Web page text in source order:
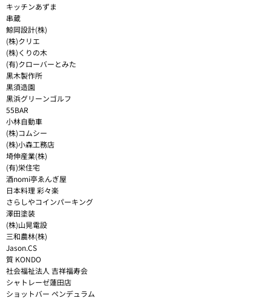
キッチンあずま
串蔵
鯨岡設計(株)
(株)クリエ
(株)くりの木
(有)クローバーとみた
黒木製作所
黒須造園
黒浜グリーンゴルフ
55BAR
小林自動車
(株)コムシー
(株)小森工務店
埼伸産業(株)
(有)栄住宅
酒nomi亭ゑんぎ屋
日本料理 彩々楽
さらしやコインパーキング
澤田塗装
(株)山晃電設
三和農林(株)
Jason.CS
質 KONDO
社会福祉法人 吉祥福寿会
シャトレーゼ蓮田店
ショットバー ペンデュラム